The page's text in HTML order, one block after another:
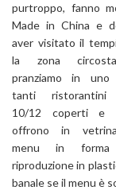
purtroppo, fanno
Made in China e
aver visitato il
la zona
pranziamo in uno
tanti ristorantini
10/12 coperti e
offrono in
menu in
riproduzione in
banale se il menu è